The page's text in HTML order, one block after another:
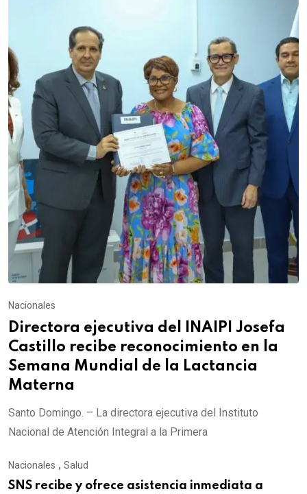
Nacionales
Directora ejecutiva del INAIPI Josefa
Castillo recibe reconocimiento en la
Semana Mundial de la Lactancia
Materna
Santo Domingo. – La directora ejecutiva del Instituto
Nacional de Atención Integral a la Primera
Nacionales , Salud
SNS recibe y ofrece asistencia inmediata a